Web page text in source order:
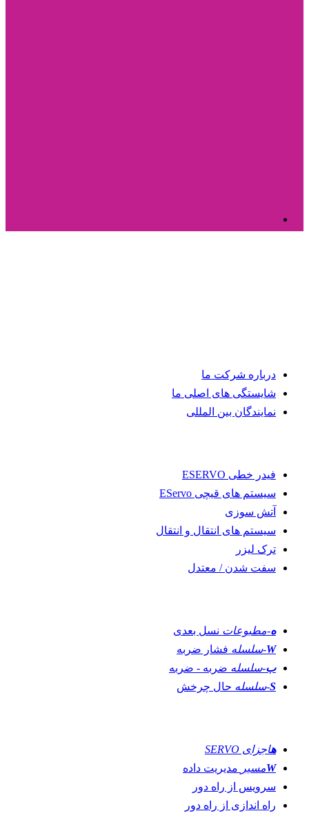
درباره شرکت ما
شایستگی های اصلی ما
نمایندگان بین المللی
فیدر خطی ESERVO
سیستم های قیچی EServo
آتش سوزی
سیستم های انتقال و انتقال
ترک لیزر
سفت شدن / معتدل
ه-مطبوعات نسل بعدی
W-سلسله فشار ضربه
ب-سلسله ضربه - ضربه
S-سلسله حال چرخش
هاجزای SERVO
Wمسیر مدیریت داده
سرویس از راه دور
راه اندازی از راه دور